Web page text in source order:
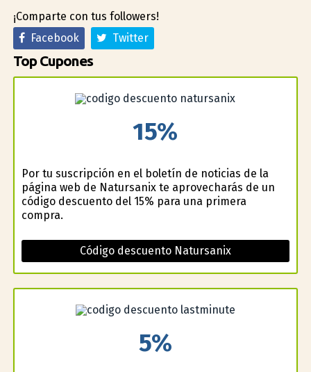
¡Comparte con tus followers!
Facebook
Twitter
Top Cupones
15%
Por tu suscripción en el boletín de noticias de la
página web de Natursanix te aprovecharás de un
código descuento del 15% para una primera
compra.
Código descuento Natursanix
5%